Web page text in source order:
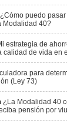
¿Cómo puedo
Modalidad 40?
estrategia de
calidad de vida en
para
(Ley 73)
¿La Modalidad 40
pensión por